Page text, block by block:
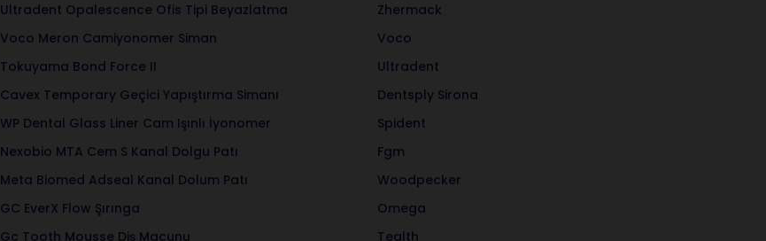
Ultradent Opalescence Ofis Tipi Beyazlatma
Voco Meron Camiyonomer Siman
Tokuyama Bond Force II
Cavex Temporary Geçici Yapıştırma Simanı
WP Dental Glass Liner Cam Işınlı İyonomer
Nexobio MTA Cem S Kanal Dolgu Patı
Meta Biomed Adseal Kanal Dolum Patı
GC EverX Flow Şırınga
Gc Tooth Mousse Diş Macunu
Zhermack
Voco
Ultradent
Dentsply Sirona
Spident
Fgm
Woodpecker
Omega
Tealth